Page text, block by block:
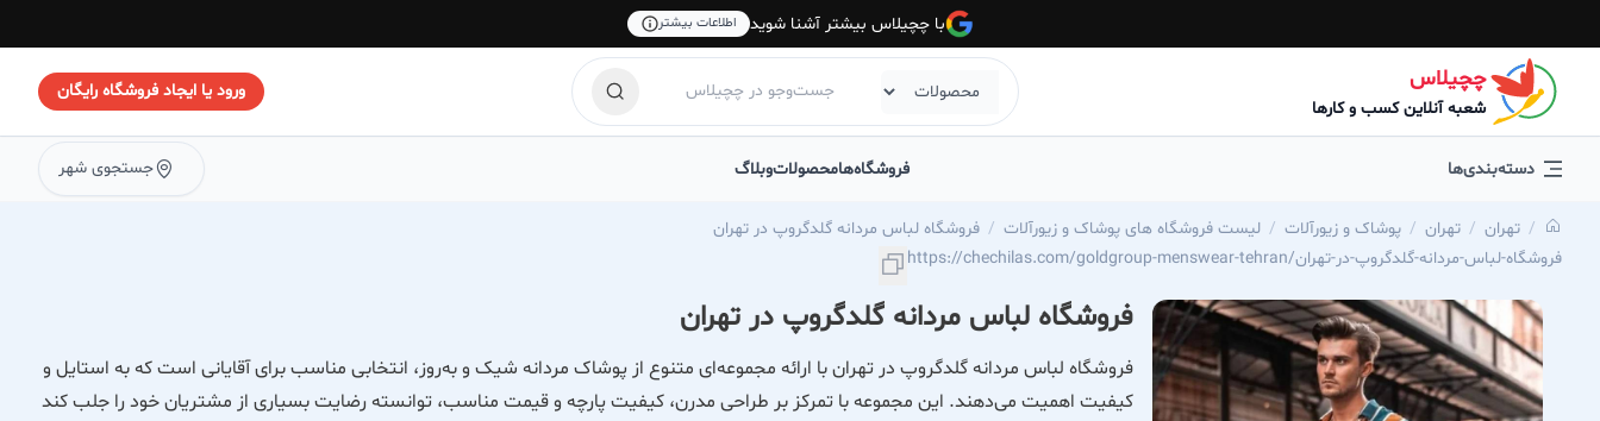
با چچیلاس بیشتر آشنا شوید اطلاعات بیشتر
چچیلاس
شعبه آنلاین کسب و کارها
ورود یا ایجاد فروشگاه رایگان
دسته‌بندی‌ها فروشگاه‌هامحصولاتوبلاگ جستجوی شهر
تهران تهران پوشاک و زیورآلات لیست فروشگاه های پوشاک و زیورآلات
فروشگاه لباس مردانه گلدگروپ در تهران
https://chechilas.com/goldgroup-menswear-tehran/فروشگاه-لباس-مردانه-گلدگروپ-در-تهران
فروشگاه لباس مردانه گلدگروپ در تهران
فروشگاه لباس مردانه گلدگروپ در تهران با ارائه مجموعه‌ای متنوع از پوشاک مردانه شیک و به‌روز، انتخابی مناسب برای آقایانی است که به استایل و
کیفیت اهمیت می‌دهند. این مجموعه با تمرکز بر طراحی مدرن، کیفیت پارچه و قیمت مناسب، توانسته رضایت بسیاری از مشتریان خود را جلب کند